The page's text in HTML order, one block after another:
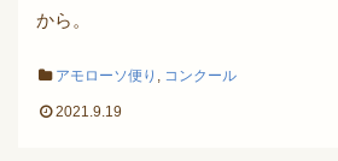
から。
アモローソ便り , コンクール
2021.9.19